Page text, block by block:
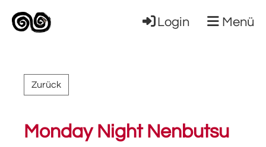
Login Menü
Zurück
Monday Night Nenbutsu